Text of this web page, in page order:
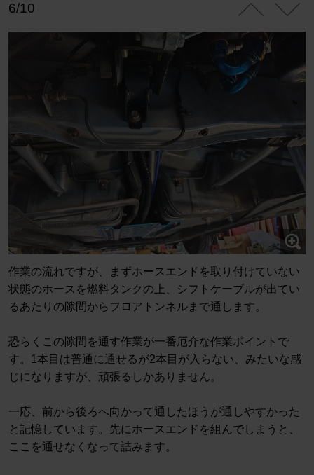
6/10
作業の流れですが、まずホースエンドを取り付けていない
状態のホースを燃料タンクの上、シフトケーブルが出てい
るあたりの隙間からフロアトンネルまで通します。
恐らくこの隙間を通す作業が一番厄介な作業ポイントで
す。1本目は普通に通せるが2本目が入らない、みたいな感
じになりますが、頑張るしかありません。
一応、前から後ろへ向かって通したほうが通しやすかった
と記憶しています。先にホースエンドを組んでしまうと、
ここを通せなくなって詰みます。